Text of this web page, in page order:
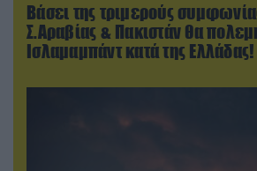
Βάσει της τριμερούς
Σ.Αραβίας & Πακιστάν θα
Ισλαμαμπάντ κατά της Ελλάδας!